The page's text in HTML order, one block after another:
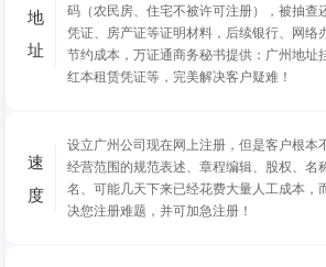
地
址
码（农民房、住宅不被许可注册），被抽查
凭证、房产证等证明材料，后续银行、网络
节约成本，万证通商务秘书提供：广州地址
红本租赁凭证等，完美解决客户疑难！
速
度
设立广州公司现在网上注册，但是客户根本
经营范围的规范表述、章程编辑、股权、名
名、可能几天下来已经花费大量人工成本，
决您注册难题，并可加急注册！